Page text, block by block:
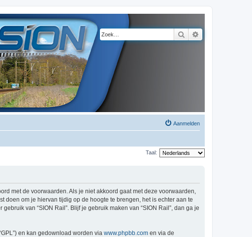
Zoek
Aanmelden
Taal:
met de voorwaarden. Als je niet akkoord gaat met deze voorwaarden,
doen om je hiervan tijdig op de hoogte te brengen, het is echter aan te
van “SION Rail”. Blijf je gebruik maken van “SION Rail”, dan ga je
en kan gedownload worden via www.phpbb.com en via de